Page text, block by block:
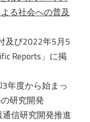
る社会への普及
及び2022年5月5
Reports」に掲
年度から始まっ
研究開発
信研究開発推進